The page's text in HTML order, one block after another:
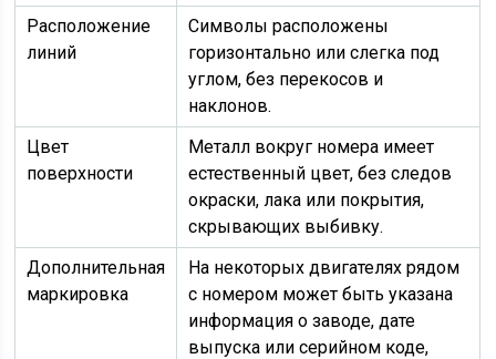
Расположение
линий
Символы расположены
горизонтально или слегка под
углом, без перекосов и
наклонов.
Цвет
поверхности
Металл вокруг номера имеет
естественный цвет, без следов
окраски, лака или покрытия,
скрывающих выбивку.
Дополнительная
маркировка
На некоторых двигателях рядом
с номером может быть указана
информация о заводе, дате
выпуска или серийном коде,